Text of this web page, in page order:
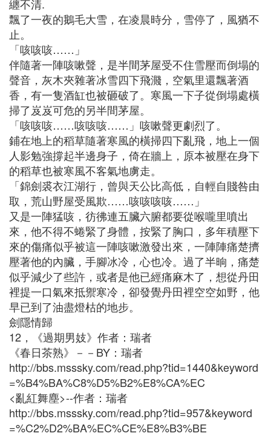
纏不清.
飄了一夜的鵝毛大雪，在凌晨時分，雪停了，風猶不
止。
「咳咳咳……」
伴隨著一陣咳嗽聲，是半間茅屋受不住雪壓而倒塌的
聲音，灰木夾雜著冰雪四下飛濺，空氣里還飄著酒
香，有一隻酒缸也被砸破了。寒風一下子從倒塌處橫
掃了岌岌可危的另半間茅屋。
「咳咳咳……咳咳咳……」咳嗽聲更劇烈了。
鋪在地上的稻草隨著寒風的橫掃四下亂飛，地上一個
人影勉強撐起半邊身子，倚在牆上，原本被壓在身下
的稻草也被寒風不客氣地虜走。
「錦劍裘衣江湖行，曾與天公比高低，自輕自賤咎由
取，荒山野屋受風欺……咳咳咳咳……」
又是一陣猛咳，彷彿連五臟六腑都要從喉嚨里噴出
來，他不得不蜷緊了身體，按緊了胸口，多年積壓下
來的傷痛似乎被這一陣咳嗽激發出來，一陣陣痛楚擠
壓著他的內臟，手腳冰冷，心也冷。過了半晌，痛楚
似乎減少了些許，或者是他已經痛麻木了，想從丹田
裡提一口氣來抵禦寒冷，卻發覺丹田裡空空如野，他
早已到了油盡燈枯的地步。
劍隱情歸
12，《過期男妓》作者：瑞者
《春日茶熟》－－BY：瑞者
http://bbs.msssky.com/read.php?tid=1440&keyword
=%B4%BA%C8%D5%B2%E8%CA%EC
<亂紅舞塵>--作者：瑞者
http://bbs.msssky.com/read.php?tid=957&keyword
=%C2%D2%BA%EC%CE%E8%B3%BE